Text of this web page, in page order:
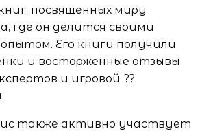
посвященных миру
где он делится своими
Его книги получили
и восторженные отзывы
и игровой ??
также активно участвует